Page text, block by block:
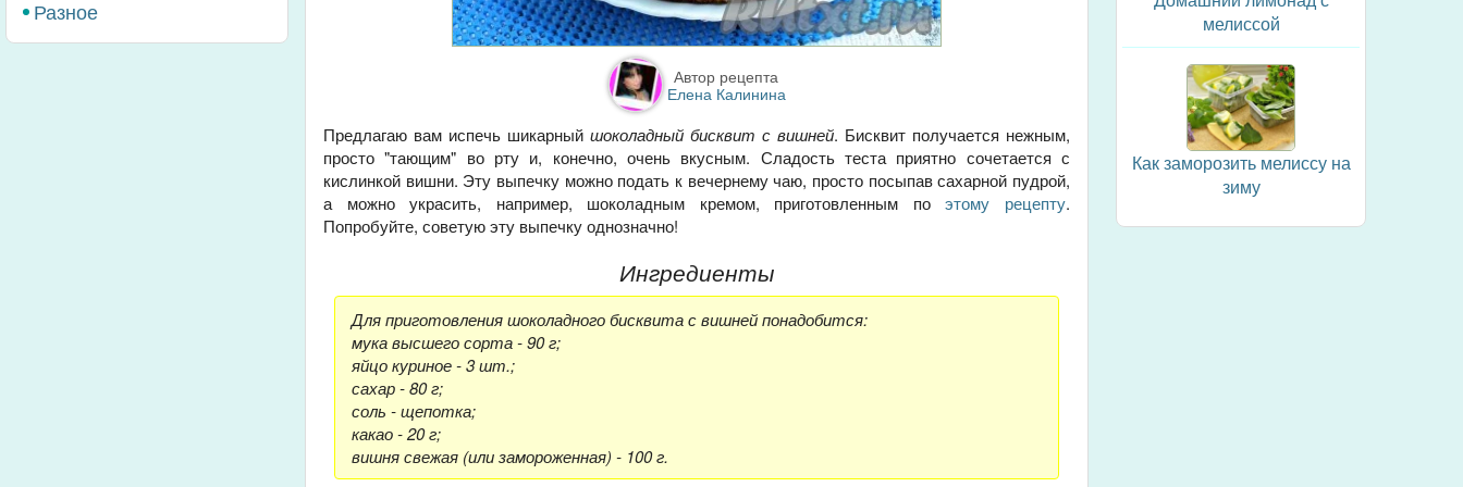
Разное
Автор рецепта
Елена Калинина
Предлагаю вам испечь шикарный шоколадный бисквит с вишней. Бисквит получается нежным,
просто "тающим" во рту и, конечно, очень вкусным. Сладость теста приятно сочетается с
кислинкой вишни. Эту выпечку можно подать к вечернему чаю, просто посыпав сахарной пудрой,
а можно украсить, например, шоколадным кремом, приготовленным поэтому рецепту.
Попробуйте, советую эту выпечку однозначно!
Ингредиенты
Для приготовления шоколадного бисквита с вишней понадобится:
мука высшего сорта - 90 г;
яйцо куриное - 3 шт.;
сахар - 80 г;
соль - щепотка;
какао - 20 г;
вишня свежая (или замороженная) - 100 г.
мелиссой
Как заморозить мелиссу на
зиму